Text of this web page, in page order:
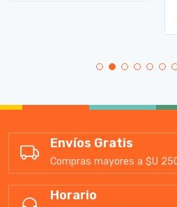
Envíos Gratis
Compras mayores a $U
Horario